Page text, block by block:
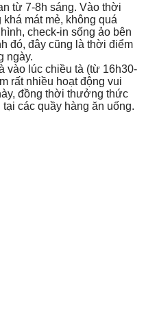
từ 7-8h sáng. Vào thời
mát mẻ, không quá
check-in sống ảo bên
đó, đây cũng là thời điểm
ngày.
vào lúc chiều tà (từ 16h30-
rất nhiều hoạt động vui
đồng thời thưởng thức
các quầy hàng ăn uống.